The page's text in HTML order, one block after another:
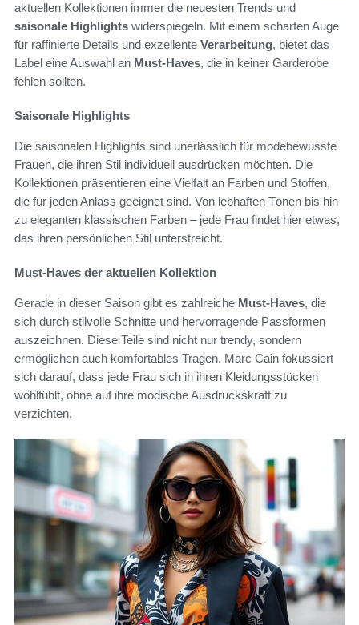
aktuellen Kollektionen immer die neuesten Trends und
saisonale Highlights widerspiegeln. Mit einem scharfen Auge
für raffinierte Details und exzellente Verarbeitung, bietet das
Label eine Auswahl an Must-Haves, die in keiner Garderobe
fehlen sollten.
Saisonale Highlights
Die saisonalen Highlights sind unerlässlich für modebewusste
Frauen, die ihren Stil individuell ausdrücken möchten. Die
Kollektionen präsentieren eine Vielfalt an Farben und Stoffen,
die für jeden Anlass geeignet sind. Von lebhaften Tönen bis hin
zu eleganten klassischen Farben – jede Frau findet hier etwas,
das ihren persönlichen Stil unterstreicht.
Must-Haves der aktuellen Kollektion
Gerade in dieser Saison gibt es zahlreiche Must-Haves, die
sich durch stilvolle Schnitte und hervorragende Passformen
auszeichnen. Diese Teile sind nicht nur trendy, sondern
ermöglichen auch komfortables Tragen. Marc Cain fokussiert
sich darauf, dass jede Frau sich in ihren Kleidungsstücken
wohlfühlt, ohne auf ihre modische Ausdruckskraft zu
verzichten.